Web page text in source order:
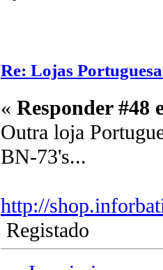
Re: Lojas
« Responder #48
Outra loja
BN-73's...
http://
Registado